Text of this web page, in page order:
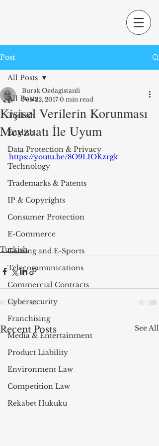
Post
All Posts
Turkish
English
Data Protection & Privacy
Technology
Trademarks & Patents
IP & Copyrights
Consumer Protection
E-Commerce
Gaming and E-Sports
Telecommunications
Commercial Contracts
Cybersecurity
Franchising
Media & Entertainment
Product Liability
Environment Law
Competition Law
Rekabet Hukuku
All Posts
Kişisel Verilerin Korunması
Mevzuatı İle Uyum
Burak Ozdagistanli
Feb 22, 2017 0 min read
https://youtu.be/8O9LIOKzrgk
Turkish
Recent Posts See All